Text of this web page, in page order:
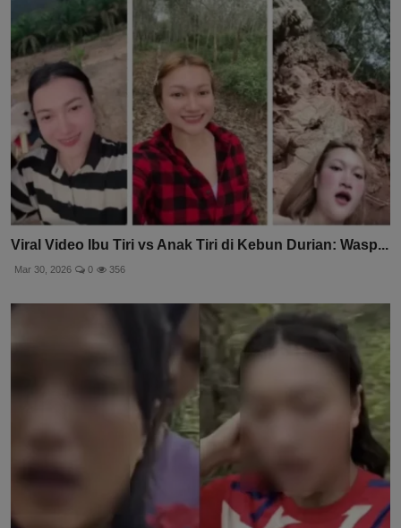
Viral Video Ibu Tiri vs Anak Tiri di Kebun Durian: Wasp...
Mar 30, 2026 0 356